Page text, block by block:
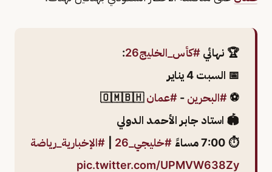
🏆 نهائي #كأس_الخليج26
:
📅 السبت 4 يناير
⚽️ #البحرين - #عمان🇴🇲🇧🇭
🏟️ استاد جابر الأحمد الدولي
⏱️ 7:00 مساءً
#خليجي_26
#الإخبارية_رياضة
pic.twitter.com/UPMVW638Zy